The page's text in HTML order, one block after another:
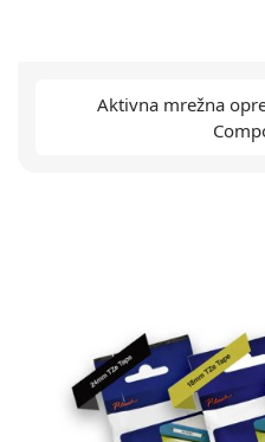
Aktivna mrežna